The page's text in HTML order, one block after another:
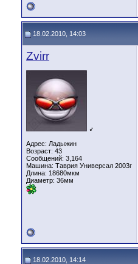
18.02.2010, 14:03
Zvirr
♂
Адрес: Ладыжин
Возраст: 43
Сообщений: 3,164
Машина: Таврия Универсал 2003г
Длина: 18680мкм
Диаметр: 36мм
18.02.2010, 14:14